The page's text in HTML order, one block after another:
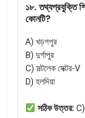
১৮. তথ্যপ্রযুক্তি
কোনটি?
A) খড়গপুর
B) দুর্গাপুর
C) সল্টলেক সেক্টর-V
D) হলদিয়া
সঠিক উত্তর: C)